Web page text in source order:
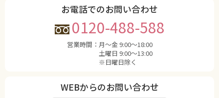
お電話でのお問い合わせ
0120-488-588
営業時間： 月〜金 9:00〜18:00
土曜日 9:00〜13:00
※日曜日除く
WEBからのお問い合わせ